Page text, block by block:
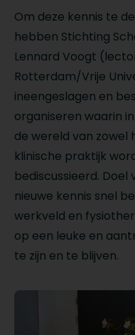
Om deze kennis te
hebben Stichting
Lennard Voogt
Rotterdam/Vrije
ineengeslagen en
organiseren waarin
de wereld van zowel
klinische praktijk
bediscussieerd. Doel
nieuwe kennis snel
werkveld en
op een leuke en
te zijn en te blijven.